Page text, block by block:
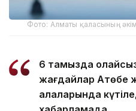
Фото: Алматы қаласының
6 тамызда
жағдайлар Ақтөбе
қалаларында